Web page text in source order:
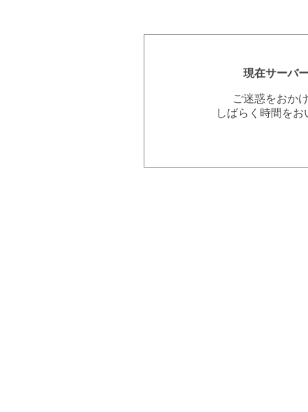
現在サーバ
ご迷惑をおか
しばらく時間を